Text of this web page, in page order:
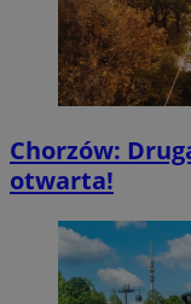
Chorzów:
otwarta!